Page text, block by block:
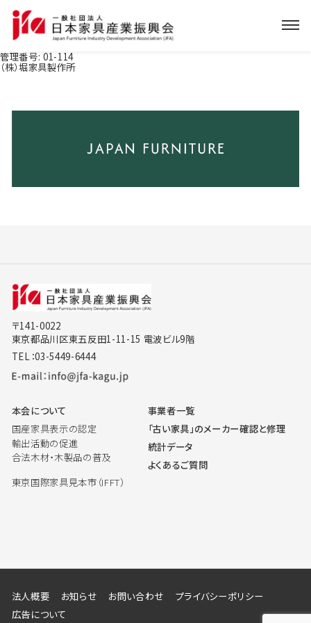
管理番号: 01-114
（株）堀家具製作所
〒141-0022
東京都品川区東五反田1-11-15 電波ビル9階
TEL：03-5449-6444
本会について
国産家具表示の認定
輸出活動の促進
合法木材・木製品の普及
東京国際家具見本市（IFFT）
事業者一覧
「古い家具」のメーカー確認と修理
統計データ
よくあるご質問
法人概要 お知らせ お問い合わせ
プライバシーポリシー
広告について